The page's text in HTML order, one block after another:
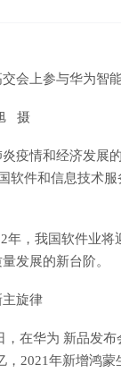
会上参与华为智
摄
疫情和经济发展
软件和信息技术
年，我国软件业
发展的新台阶。
旋律
，在华为 新品发
，2021年新增鸿